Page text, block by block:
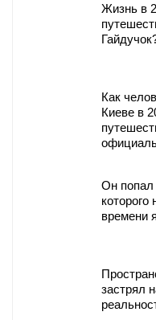
Жизнь в
Как
Киеве в
Он попал
которого
времени
застрял